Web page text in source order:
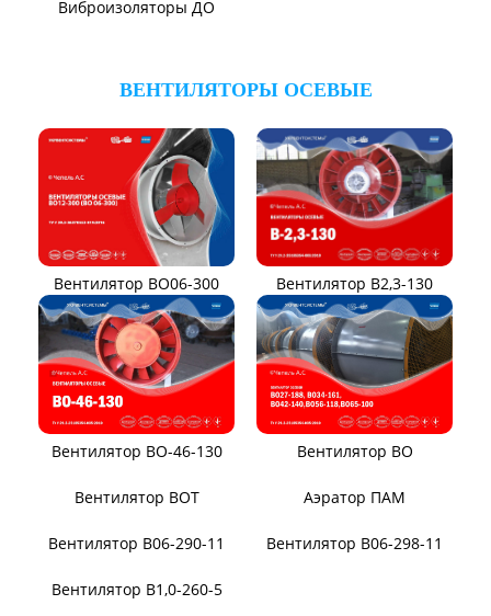
Вентилятор ВЦКП-2219
ВЕНТИЛЯТОРЫ ПЫЛЕВЫЕ
Вентилятор ВЦП 5-45 Вентилятор ВЦП 6-46
Вентилятор ВЦП Вентилятор ВРПВ
Вентилятор ВЦП 6-45 Вентилятор ВЦП 7-40
Вентилятор ВПЗ Вентилятор В-ЦП8
Вентилятор В-Ц6-30 Виброизоляторы ВРВ
Виброизоляторы ДО